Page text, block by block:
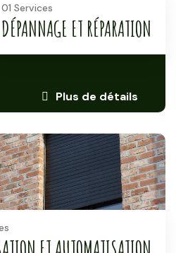
Plus de détails
01 Services
DÉPANNAGE ET RÉPARATION